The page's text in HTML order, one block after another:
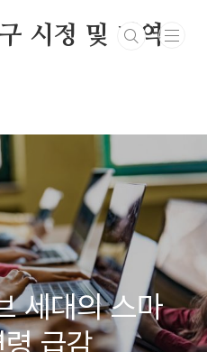
시정 및 지역
세대의 스마
급감